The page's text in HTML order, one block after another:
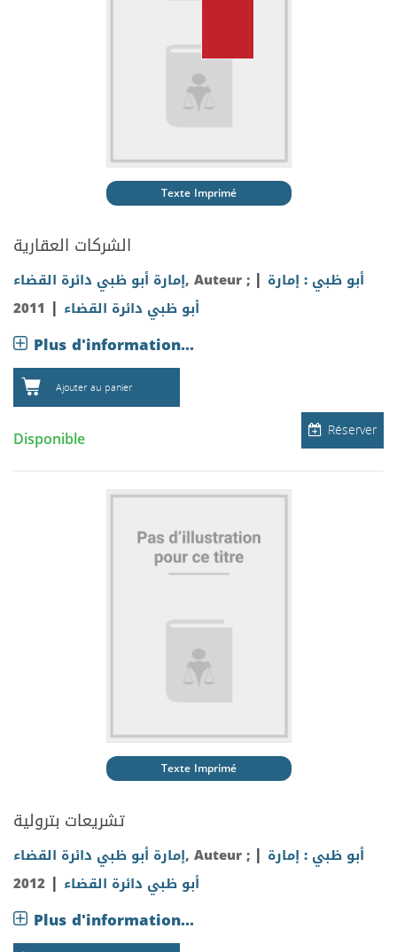
Texte Imprimé
الشركات العقارية
إمارة أبو ظبي دائرة القضاء, Auteur ; | أبو ظبي : إمارة
أبو ظبي دائرة القضاء |
2011
Plus d'information...
Ajouter au panier
Réserver
Disponible
Texte Imprimé
تشريعات بترولية
إمارة أبو ظبي دائرة القضاء, Auteur ; | أبو ظبي : إمارة
أبو ظبي دائرة القضاء |
2012
Plus d'information...